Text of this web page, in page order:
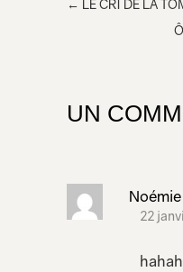
← LE CRI DE LA
UN
22